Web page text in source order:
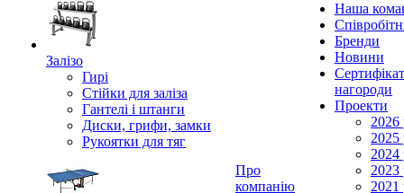
Залізо
Гирі
Стійки для заліза
Гантелі і штанги
Диски, грифи, замки
Рукоятки для тяг
Про
компанію
Наша
Бренди
Новини
нагороди
Проекти
2026
2025
2024
2023
2021